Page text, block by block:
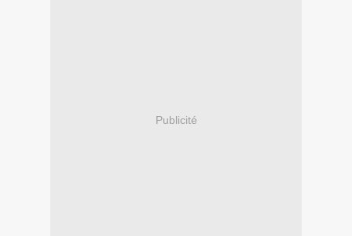
Publicité